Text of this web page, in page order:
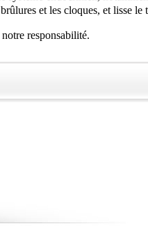
et les cloques, et lisse le
responsabilité.